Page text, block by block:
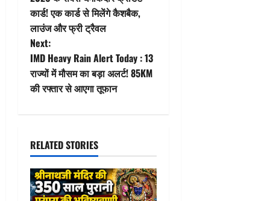
s
t
n
a
i
g
कार्ड! एक कार्ड से मिलेंगे कैशबैक,
लाउंज और फ्री ट्रैवल
Next:
IMD Heavy Rain Alert Today : 13
राज्यों में मौसम का बड़ा अलर्ट! 85KM
की रफ्तार से आएगा तूफान
RELATED STORIES